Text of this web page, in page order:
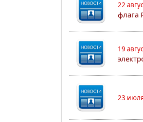
22
флага
19
23